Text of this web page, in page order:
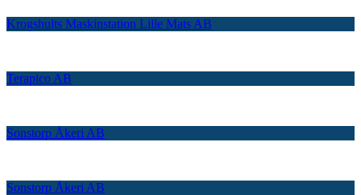
Krogshults Maskinstation Lille Mats AB
Terapico AB
Sonstorp Åkeri AB
Sonstorp Åkeri AB